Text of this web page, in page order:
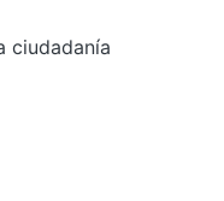
ciudadanía